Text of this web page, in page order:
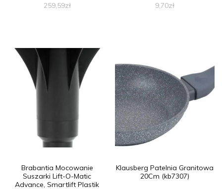
259,59zł 9,70zł
Brabantia Mocowanie
Suszarki Lift-O-Matic
Advance, Smartlift Plastik
Klausberg Patelnia Granitowa
20Cm (kb7307)